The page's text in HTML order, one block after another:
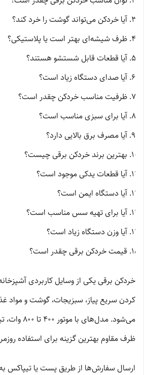
آیا خردکن می‌تواند گوشت را خرد کند؟
ظرف شیشه‌ای بهتر است یا پلاستیکی؟
آیا قطعات قابل شستشو هستند؟
آیا صدای دستگاه زیاد است؟
ظرفیت مناسب خردکن چقدر است؟
آیا برای سبزی مناسب است؟
آیا مصرف برق بالایی دارد؟
بهترین برند خردکن برقی چیست؟
آیا قطعات یدکی موجود است؟
آیا دستگاه ایمن است؟
آیا برای تهیه سس مناسب است؟
آیا وزن دستگاه زیاد است؟
قیمت خردکن برقی چقدر است؟
خردکن برقی یکی از وسایل کاربردی
کردن سریع پیاز، سبزیجات، گوشت و مواد
می‌شود.
ظرف مقاوم بهترین گزینه برای استفاده
ارسال سفارش‌ها از طریق پست یا تیپاکس